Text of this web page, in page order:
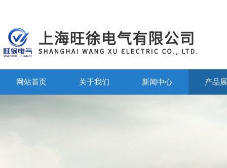
网站首页 关于我们 新闻中心 产品